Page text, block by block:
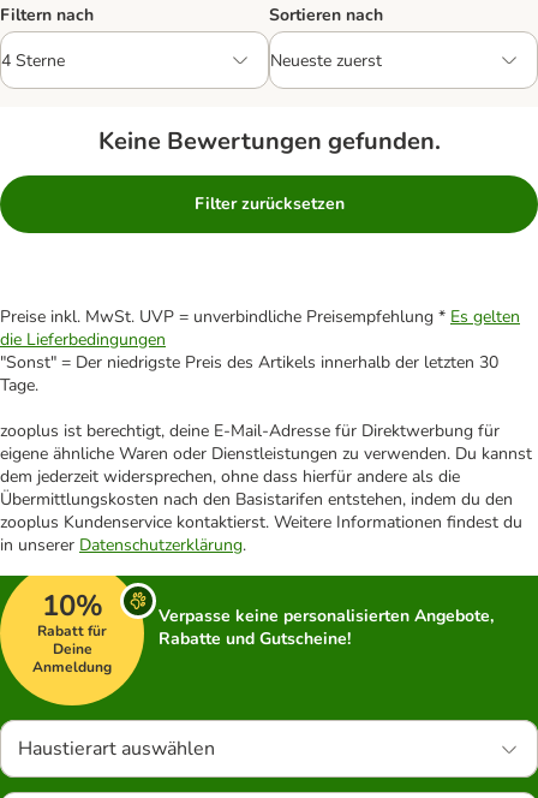
Filtern nach Sortieren nach
Keine Bewertungen gefunden.
Filter zurücksetzen
Preise inkl. MwSt. UVP = unverbindliche Preisempfehlung * Es gelten
die Lieferbedingungen
"Sonst" = Der niedrigste Preis des Artikels innerhalb der letzten 30
Tage.
zooplus ist berechtigt, deine E-Mail-Adresse für Direktwerbung für
eigene ähnliche Waren oder Dienstleistungen zu verwenden. Du kannst
dem jederzeit widersprechen, ohne dass hierfür andere als die
Übermittlungskosten nach den Basistarifen entstehen, indem du den
zooplus Kundenservice kontaktierst. Weitere Informationen findest du
in unserer Datenschutzerklärung.
10%
Rabatt für
Deine
Anmeldung
Verpasse keine personalisierten Angebote,
Rabatte und Gutscheine!
Haustierart auswählen